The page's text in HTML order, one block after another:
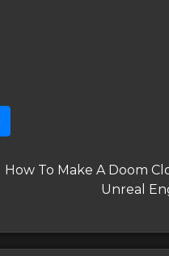
Следующая
How To Make A Doom
Unreal